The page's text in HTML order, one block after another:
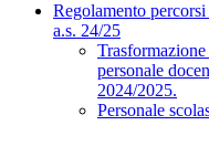
Regolamento
a.s. 24/25
personale
2024/2025.
Personale